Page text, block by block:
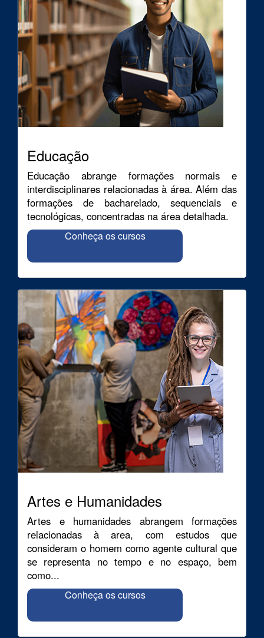
Educação
Educação abrange formações normais e
interdisciplinares relacionadas à área. Além das
formações de bacharelado, sequenciais e
tecnológicas, concentradas na área detalhada.
Conheça os cursos
Artes e Humanidades
Artes e humanidades abrangem formações
relacionadas à area, com estudos que
consideram o homem como agente cultural que
se representa no tempo e no espaço, bem
como...
Conheça os cursos